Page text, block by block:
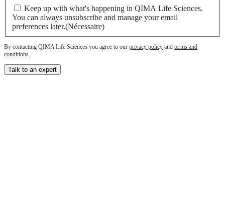
Keep up with what's happening in QIMA Life Sciences.
You can always unsubscribe and manage your email
preferences later.(Nécessaire)
By contacting QIMA Life Sciences you agree to our privacy policy and terms and
conditions.
Talk to an expert